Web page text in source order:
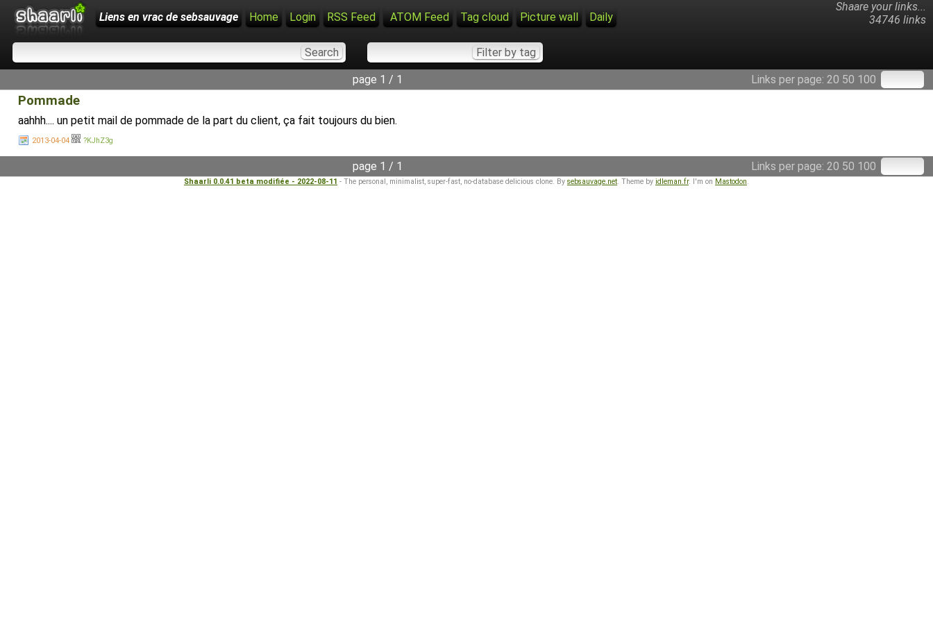
Shaare your links...
34746 links
Liens en vrac de sebsauvage Home Login RSS Feed ATOM Feed Tag cloud Picture wall Daily
Links per page: 20 50 100
page 1 / 1
Pommade
aahhh.... un petit mail de pommade de la part du client, ça fait toujours du bien.
2013-04-04 ?KJhZ3g
Links per page: 20 50 100
page 1 / 1
Shaarli 0.0.41 beta modifiée - 2022-08-11 - The personal, minimalist, super-fast, no-database delicious clone. By sebsauvage.net. Theme by idleman.fr. I'm on Mastodon.